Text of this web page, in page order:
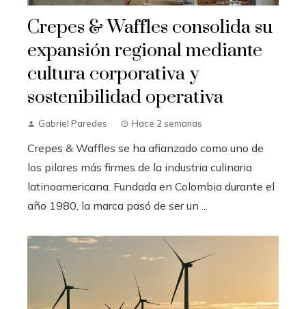
Crepes & Waffles consolida su
expansión regional mediante
cultura corporativa y
sostenibilidad operativa
Gabriel Paredes Hace 2 semanas
Crepes & Waffles se ha afianzado como uno de
los pilares más firmes de la industria culinaria
latinoamericana. Fundada en Colombia durante el
año 1980, la marca pasó de ser un ...